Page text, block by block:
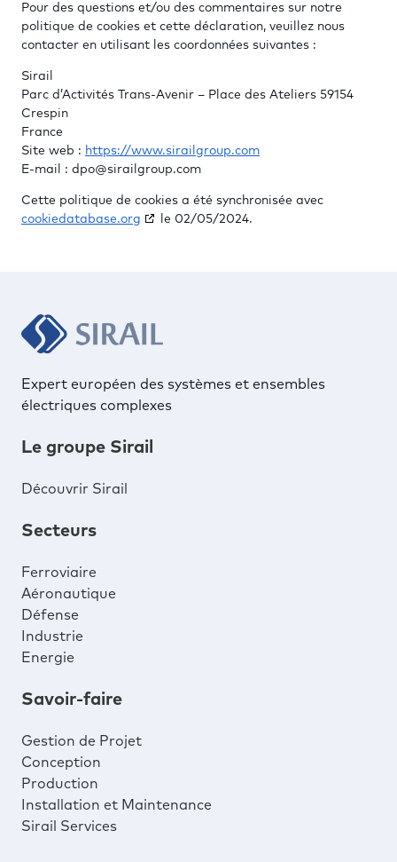
Pour des questions et/ou des commentaires sur notre
politique de cookies et cette déclaration, veuillez nous
contacter en utilisant les coordonnées suivantes :
Sirail
Parc d’Activités Trans-Avenir – Place des Ateliers 59154
Crespin
France
Site web : https://www.sirailgroup.com
E-mail : dpo@sirailgroup.com
Cette politique de cookies a été synchronisée avec
cookiedatabase.org
le 02/05/2024.
Expert européen des systèmes et ensembles
électriques complexes
Le groupe Sirail
Découvrir Sirail
Secteurs
Ferroviaire
Aéronautique
Défense
Industrie
Energie
Savoir-faire
Gestion de Projet
Conception
Production
Installation et Maintenance
Sirail Services